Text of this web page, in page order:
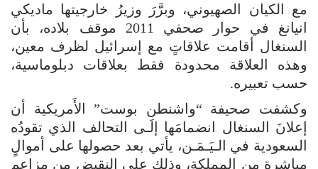
مع الكيان الصهيوني، وبرَّرَ وزيرُ خارجيتها ماديكي
انيانغ في حوار صحفي 2011 موقف بلاده، بأن
السنغال أقامت علاقاتٍ مع إسرائيل لظرف معين،
وهذه العلاقة محدودة فقط بعلاقات دبلوماسية،
حسب تعبيره.
وكشفت صحيفة “واشنطن بوست” الأَمريكية أن
إعلانَ السنغال انضمامَها إلَـى التحالف الذي تقودُه
السعودية في الـيَـمَـن، يأتي بعد حصولها على أموالٍ
مباشرة من المملكة، وذلك على النقيضِ من مزاعم